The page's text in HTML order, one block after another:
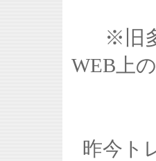
※旧
WEB上
昨今ト